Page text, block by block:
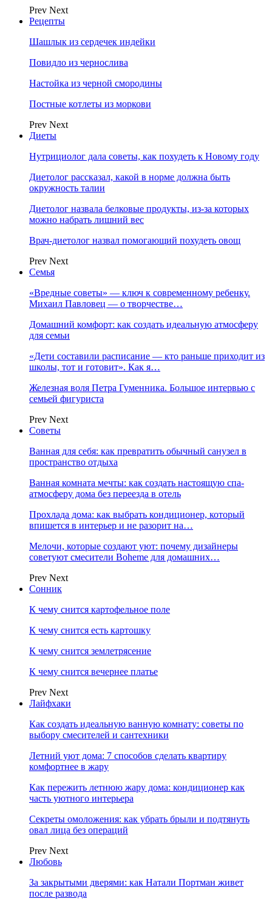
Prev Next
Рецепты
Шашлык из сердечек индейки
Повидло из чернослива
Настойка из черной смородины
Постные котлеты из моркови
Prev Next
Диеты
Нутрициолог дала советы, как похудеть к Новому году
Диетолог рассказал, какой в норме должна быть
окружность талии
Диетолог назвала белковые продукты, из-за которых
можно набрать лишний вес
Врач-диетолог назвал помогающий похудеть овощ
Prev Next
Семья
«Вредные советы» — ключ к современному ребенку.
Михаил Павловец — о творчестве…
Домашний комфорт: как создать идеальную атмосферу
для семьи
«Дети составили расписание — кто раньше приходит из
школы, тот и готовит». Как я…
Железная воля Петра Гуменника. Большое интервью с
семьей фигуриста
Prev Next
Советы
Ванная для себя: как превратить обычный санузел в
пространство отдыха
Ванная комната мечты: как создать настоящую спа-
атмосферу дома без переезда в отель
Прохлада дома: как выбрать кондиционер, который
впишется в интерьер и не разорит на…
Мелочи, которые создают уют: почему дизайнеры
советуют смесители Boheme для домашних…
Prev Next
Сонник
К чему снится картофельное поле
К чему снится есть картошку
К чему снится землетрясение
К чему снится вечернее платье
Prev Next
Лайфхаки
Как создать идеальную ванную комнату: советы по
выбору смесителей и сантехники
Летний уют дома: 7 способов сделать квартиру
комфортнее в жару
Как пережить летнюю жару дома: кондиционер как
часть уютного интерьера
Секреты омоложения: как убрать брыли и подтянуть
овал лица без операций
Prev Next
Любовь
За закрытыми дверями: как Натали Портман живет
после развода